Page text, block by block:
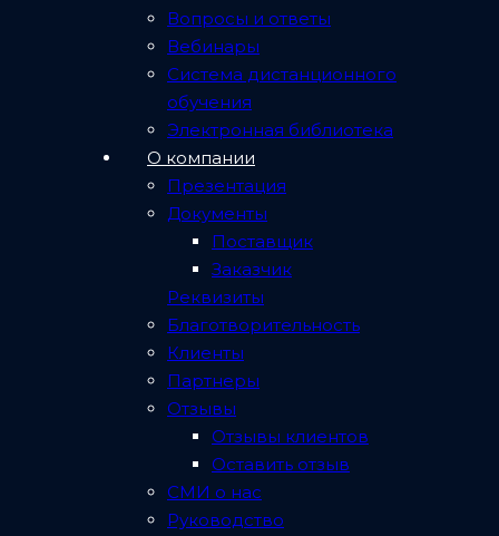
Вопросы и ответы
Вебинары
Система дистанционного
обучения
Электронная библиотека
О компании
Презентация
Документы
Поставщик
Заказчик
Реквизиты
Благотворительность
Клиенты
Партнеры
Отзывы
Отзывы клиентов
Оставить отзыв
СМИ о нас
Руководство
В этот особенный и важный день поздравляем
наших коллег с настоящим праздником! За плечами
немало значимых событий, а впереди еще победы и
покорение новых вершин. Желаем всем нам
успехов, реализации всех поставленных целей,
оптимизма и вдохновения!
Благодарим наших клиентов и партнёров за
оказанное доверие, сделанный выбор, за теплые
отзывы и рекомендации нас Вашим коллегам! И
также поздравляем с нашими и вашим
достижениями за эти годы сотрудничества!